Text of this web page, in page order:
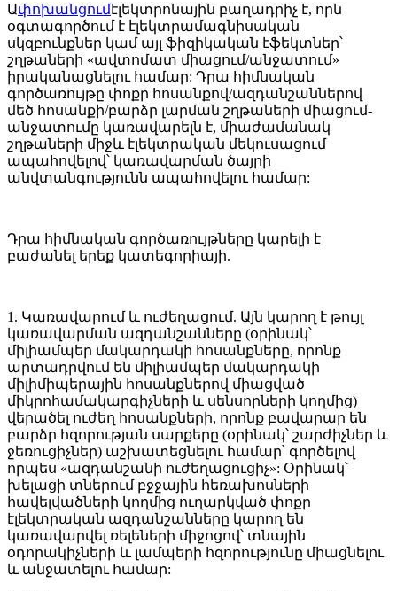
Ափոխանցումէլեկտրոնային բաղադրիչ է, որն
օգտագործում է էլեկտրամագնիսական
սկզբունքներ կամ այլ ֆիզիկական էֆեկտներ՝
շղթաների «ավտոմատ միացում/անջատում»
իրականացնելու համար: Դրա հիմնական
գործառույթը փոքր հոսանքով/ազդանշաններով
մեծ հոսանքի/բարձր լարման շղթաների միացում-
անջատումը կառավարելն է, միաժամանակ
շղթաների միջև էլեկտրական մեկուսացում
ապահովելով՝ կառավարման ծայրի
անվտանգությունն ապահովելու համար:
Դրա հիմնական գործառույթները կարելի է
բաժանել երեք կատեգորիայի.
1. Կառավարում և ուժեղացում. Այն կարող է թույլ
կառավարման ազդանշանները (օրինակ՝
միլիամպեր մակարդակի հոսանքները, որոնք
արտադրվում են միլիամպեր մակարդակի
միլիմիպերային հոսանքներով միացված
միկրոհամակարգիչների և սենսորների կողմից)
վերածել ուժեղ հոսանքների, որոնք բավարար են
բարձր հզորության սարքերը (օրինակ՝ շարժիչներ և
ջեռուցիչներ) աշխատեցնելու համար՝ գործելով
որպես «ազդանշանի ուժեղացուցիչ»: Օրինակ՝
խելացի տներում բջջային հեռախոսների
հավելվածների կողմից ուղարկված փոքր
էլեկտրական ազդանշանները կարող են
կառավարվել ռելեների միջոցով՝ տնային
օդորակիչների և լամպերի հզորությունը միացնելու
և անջատելու համար: